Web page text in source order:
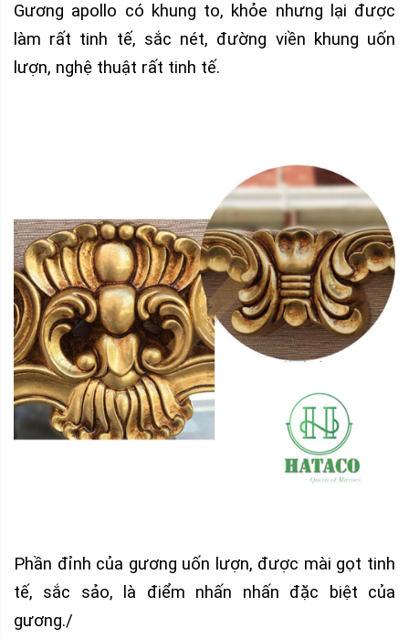
Gương apollo có khung to, khỏe nhưng lại được
làm rất tinh tế, sắc nét, đường viền khung uốn
lượn, nghệ thuật rất tinh tế.
Phần đỉnh của gương uốn lượn, được mài gọt tinh
tế, sắc sảo, là điểm nhấn nhấn đặc biệt của
gương./